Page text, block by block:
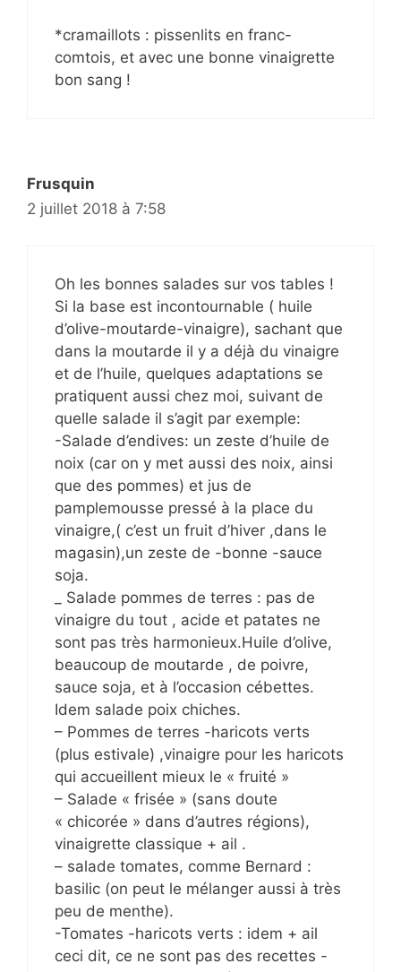
*cramaillots : pissenlits en franc-
comtois, et avec une bonne vinaigrette
bon sang !
Frusquin
2 juillet 2018 à 7:58
Oh les bonnes salades sur vos tables !
Si la base est incontournable ( huile
d’olive-moutarde-vinaigre), sachant que
dans la moutarde il y a déjà du vinaigre
et de l’huile, quelques adaptations se
pratiquent aussi chez moi, suivant de
quelle salade il s’agit par exemple:
-Salade d’endives: un zeste d’huile de
noix (car on y met aussi des noix, ainsi
que des pommes) et jus de
pamplemousse pressé à la place du
vinaigre,( c’est un fruit d’hiver ,dans le
magasin),un zeste de -bonne -sauce
soja.
_ Salade pommes de terres : pas de
vinaigre du tout , acide et patates ne
sont pas très harmonieux.Huile d’olive,
beaucoup de moutarde , de poivre,
sauce soja, et à l’occasion cébettes.
Idem salade poix chiches.
– Pommes de terres -haricots verts
(plus estivale) ,vinaigre pour les haricots
qui accueillent mieux le « fruité »
– Salade « frisée » (sans doute
« chicorée » dans d’autres régions),
vinaigrette classique + ail .
– salade tomates, comme Bernard :
basilic (on peut le mélanger aussi à très
peu de menthe).
-Tomates -haricots verts : idem + ail
ceci dit, ce ne sont pas des recettes -